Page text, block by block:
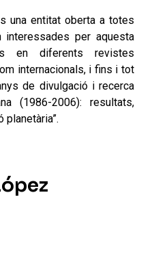
una entitat oberta a totes
per aquesta
en diferents revistes
internacionals, i fins i tot
de divulgació i recerca
(1986-2006): resultats,
planetària”.